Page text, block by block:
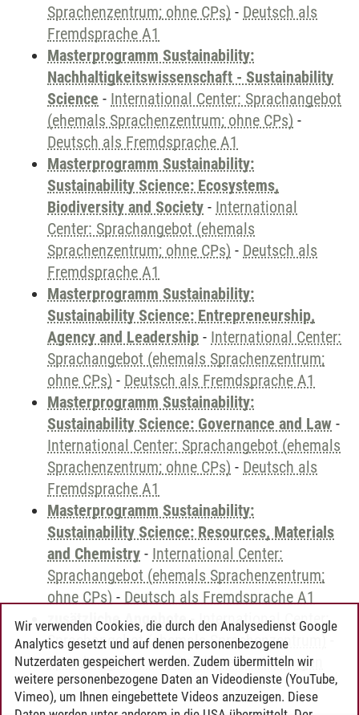
Sprachenzentrum; ohne CPs) - Deutsch als
Fremdsprache A1
Masterprogramm Sustainability:
Nachhaltigkeitswissenschaft - Sustainability
Science - International Center: Sprachangebot
(ehemals Sprachenzentrum; ohne CPs) -
Deutsch als Fremdsprache A1
Masterprogramm Sustainability:
Sustainability Science: Ecosystems,
Biodiversity and Society - International
Center: Sprachangebot (ehemals
Sprachenzentrum; ohne CPs) - Deutsch als
Fremdsprache A1
Masterprogramm Sustainability:
Sustainability Science: Entrepreneurship,
Agency and Leadership - International Center:
Sprachangebot (ehemals Sprachenzentrum;
ohne CPs) - Deutsch als Fremdsprache A1
Masterprogramm Sustainability:
Sustainability Science: Governance and Law -
International Center: Sprachangebot (ehemals
Sprachenzentrum; ohne CPs) - Deutsch als
Fremdsprache A1
Masterprogramm Sustainability:
Sustainability Science: Resources, Materials
and Chemistry - International Center:
Sprachangebot (ehemals Sprachenzentrum;
ohne CPs) - Deutsch als Fremdsprache A1
zusätzliche Angebote- International Center:
Sprachangebot (ehemals Sprachenzentrum)
Sprachangebot und Sonderveranstaltungen
Wir verwenden Cookies, die durch den Analysedienst Google
Analytics gesetzt und auf denen personenbezogene
Nutzerdaten gespeichert werden. Zudem übermitteln wir
weitere personenbezogene Daten an Videodienste (YouTube,
Vimeo), um Ihnen eingebettete Videos anzuzeigen. Diese